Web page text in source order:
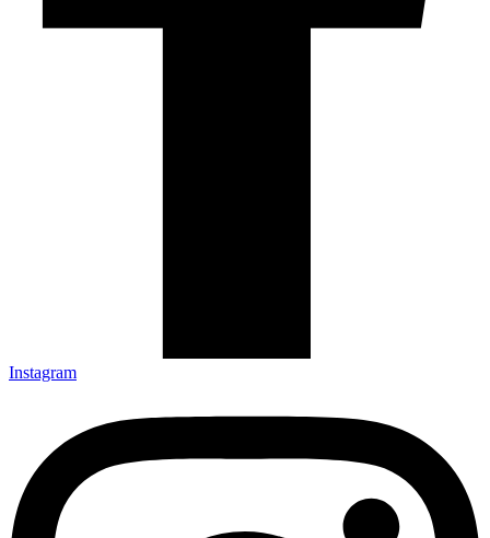
Instagram